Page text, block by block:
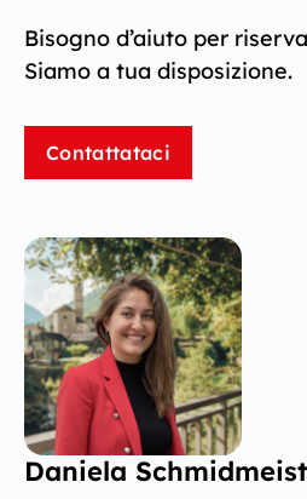
Bisogno d’aiuto per
Siamo a tua disposizione.
Contattataci
Daniela